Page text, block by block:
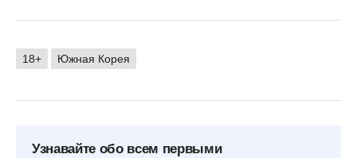
18+ Южная Корея
Узнавайте обо всем первыми